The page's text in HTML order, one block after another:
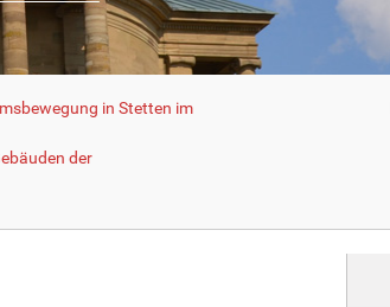
in Stetten im
der